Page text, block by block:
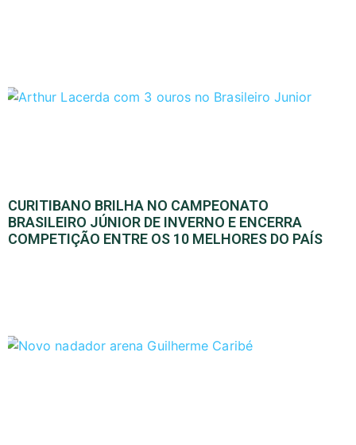
CURITIBANO BRILHA NO CAMPEONATO
BRASILEIRO JÚNIOR DE INVERNO E ENCERRA
COMPETIÇÃO ENTRE OS 10 MELHORES DO PAÍS